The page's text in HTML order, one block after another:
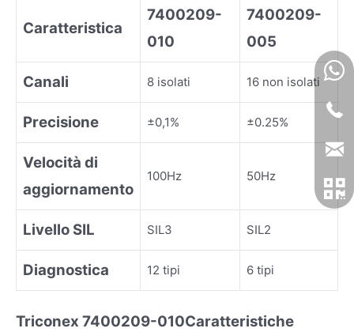
Caratteristica
7400209-
010
7400209-
005
Canali 8 isolati 16 non isolati
Precisione ±0,1% ±0.25%
Velocità di
aggiornamento
100Hz 50Hz
Livello SIL SIL3 SIL2
Diagnostica 12 tipi 6 tipi
Triconex 7400209-010Caratteristiche